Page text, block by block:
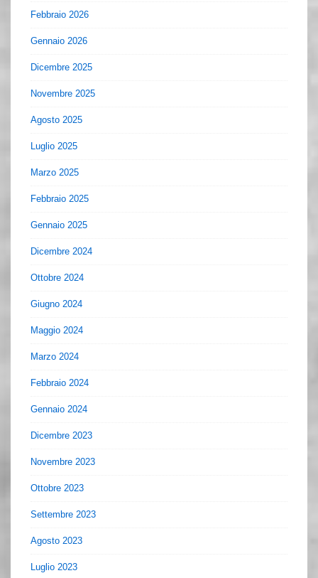
Febbraio 2026
Gennaio 2026
Dicembre 2025
Novembre 2025
Agosto 2025
Luglio 2025
Marzo 2025
Febbraio 2025
Gennaio 2025
Dicembre 2024
Ottobre 2024
Giugno 2024
Maggio 2024
Marzo 2024
Febbraio 2024
Gennaio 2024
Dicembre 2023
Novembre 2023
Ottobre 2023
Settembre 2023
Agosto 2023
Luglio 2023